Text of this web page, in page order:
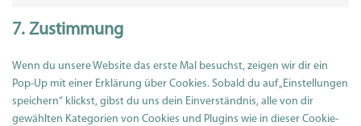
7. Zustimmung
Wenn du unsere Website das erste Mal besuchst, zeigen wir dir ein
Pop-Up mit einer Erklärung über Cookies. Sobald du auf „Einstellungen
speichern“ klickst, gibst du uns dein Einverständnis, alle von dir
gewählten Kategorien von Cookies und Plugins wie in dieser Cookie-